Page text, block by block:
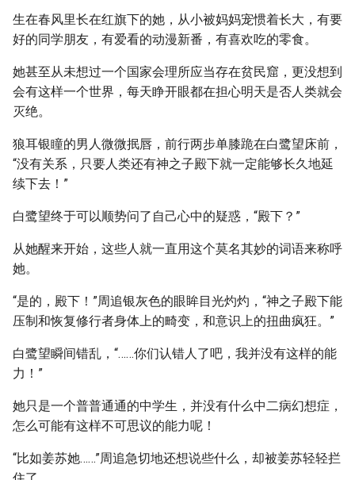
生在春风里长在红旗下的她，从小被妈妈宠惯着长大，有要
好的同学朋友，有爱看的动漫新番，有喜欢吃的零食。
她甚至从未想过一个国家会理所应当存在贫民窟，更没想到
会有这样一个世界，每天睁开眼都在担心明天是否人类就会
灭绝。
狼耳银瞳的男人微微抿唇，前行两步单膝跪在白鹭望床前，
“没有关系，只要人类还有神之子殿下就一定能够长久地延
续下去！”
白鹭望终于可以顺势问了自己心中的疑惑，“殿下？”
从她醒来开始，这些人就一直用这个莫名其妙的词语来称呼
她。
“是的，殿下！”周追银灰色的眼眸目光灼灼，“神之子殿下能
压制和恢复修行者身体上的畸变，和意识上的扭曲疯狂。”
白鹭望瞬间错乱，“……你们认错人了吧，我并没有这样的能
力！”
她只是一个普普通通的中学生，并没有什么中二病幻想症，
怎么可能有这样不可思议的能力呢！
“比如姜苏她……”周追急切地还想说些什么，却被姜苏轻轻拦